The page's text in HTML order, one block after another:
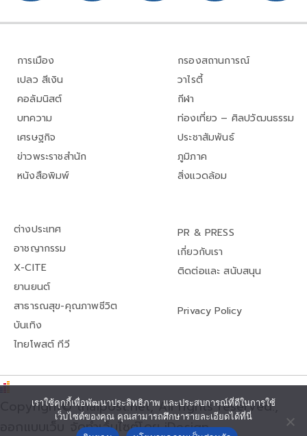
การเมือง
เปลว สีเงิน
คอลัมนิสต์
บทความ
เศรษฐกิจ
ข่าวพระราชสำนัก
หนังสือพิมพ์
กรองสถานการณ์
วาไรตี้
กีฬา
ท่องเที่ยว – ศิลปวัฒนธรรม
ประชาสัมพันธ์
ภูมิภาค
สิ่งแวดล้อม
ต่างประเทศ
อาชญากรรม
X-CITE
ยานยนต์
สาธารณสุข-คุณภาพชีวิต
บันเทิง
ไทยโพสต์ ทีวี
PR & PRESS
เกี่ยวกับเรา
ติดต่อและ สนับสนุน
Privacy Policy
Copyright© thaipost.net, All rights reserved.,
ออกแบบเว็บ จัดทำเว็บไซต์โดย iDesign
เราใช้คุกกี้เพื่อพัฒนาประสิทธิภาพ และประสบการณ์ที่ดีในการใช้
เว็บไซต์ของคุณ คุณสามารถศึกษารายละเอียดได้ที่นี่